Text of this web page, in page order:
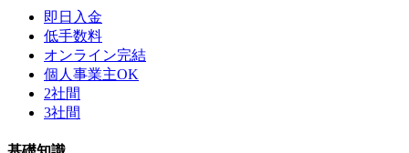
即日入金
低手数料
オンライン完結
個人事業主OK
2社間
3社間